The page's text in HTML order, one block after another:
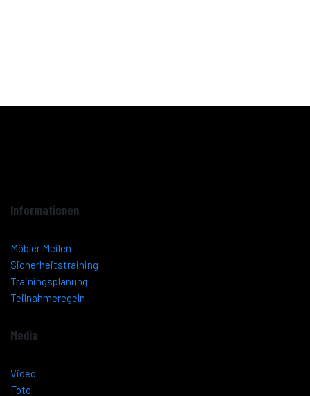
Informationen
Möbler Meilen
Sicherheitstraining
Trainingsplanung
Teilnahmeregeln
Media
Video
Foto